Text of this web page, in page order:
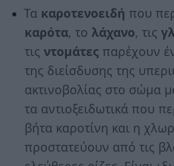
Τα καροτενοειδή που
καρότα, το λάχανο, τις
τις ντομάτες παρέχουν
της διείσδυσης της
ακτινοβολίας στο σώμα
τα αντιοξειδωτικά που
βήτα καροτίνη και η
προστατεύουν από τις